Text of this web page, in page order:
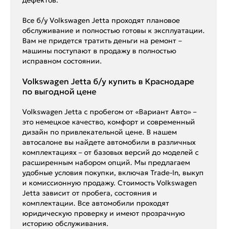
Все б/у Volkswagen Jetta проходят плановое
обслуживание и полностью готовы к эксплуатации.
Вам не придется тратить деньги на ремонт –
машины поступают в продажу в полностью
исправном состоянии.
Volkswagen Jetta б/у купить в Краснодаре
по выгодной цене
Volkswagen Jetta с пробегом от «Вариант Авто» –
это немецкое качество, комфорт и современный
дизайн по привлекательной цене. В нашем
автосалоне вы найдете автомобили в различных
комплектациях – от базовых версий до моделей с
расширенным набором опций. Мы предлагаем
удобные условия покупки, включая Trade-In, выкуп
и комиссионную продажу. Стоимость Volkswagen
Jetta зависит от пробега, состояния и
комплектации. Все автомобили проходят
юридическую проверку и имеют прозрачную
историю обслуживания.